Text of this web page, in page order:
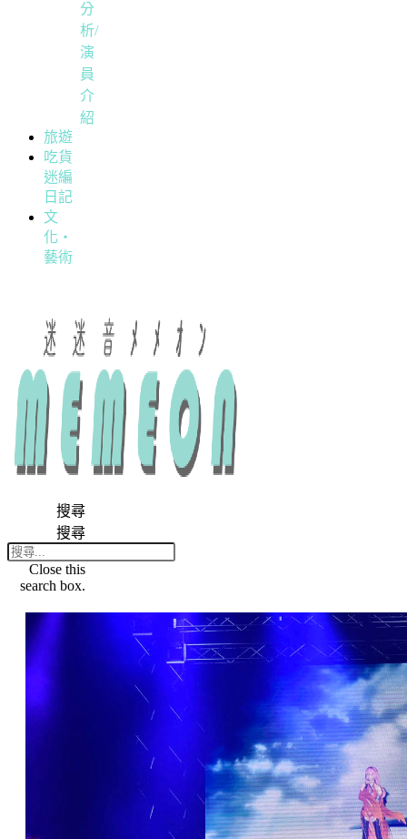
分
析/
演
員
介
紹
旅遊
吃貨
迷編
日記
文
化・
藝術
搜尋
搜尋
Close this
search box.